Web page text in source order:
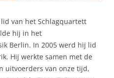
van het Schlagquartett
hij in het
Berlin. In 2005 werd hij lid
Hij werkte samen met de
uitvoerders van onze tijd,